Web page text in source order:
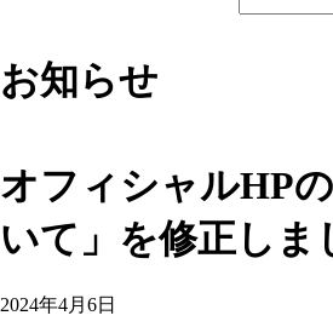
お知らせ
オフィシャルHP
いて」を修正しま
2024年4月6日